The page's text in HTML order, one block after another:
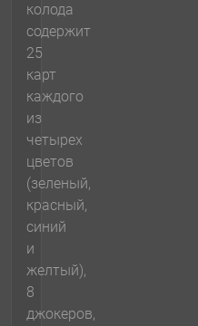
колода
содержит
25
карт
каждого
из
четырех
цветов
(зеленый,
красный,
синий
и
желтый),
8
джокеров,